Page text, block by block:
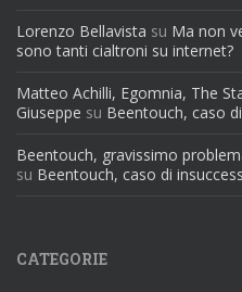
Lorenzo Bellavista su Ma non
sono tanti cialtroni su internet?
Matteo Achilli, Egomnia, The
Giuseppe su Beentouch, caso
Beentouch, gravissimo
su Beentouch, caso di
CATEGORIE